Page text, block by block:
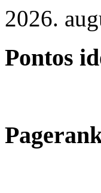
2026.
Pontos